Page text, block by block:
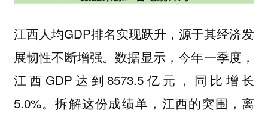
江西人均GDP排名实现跃升，源于其经济发
展韧性不断增强。数据显示，今年一季度，
江西GDP达到8573.5亿元，同比增长
5.0%。拆解这份成绩单，江西的突围，离